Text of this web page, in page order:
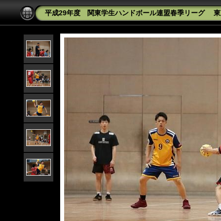
平成29年度 関東学生ハンドボール連盟春季リーグ